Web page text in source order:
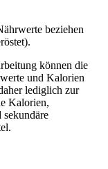
beziehen
können die
und Kalorien
lediglich zur
Kalorien,